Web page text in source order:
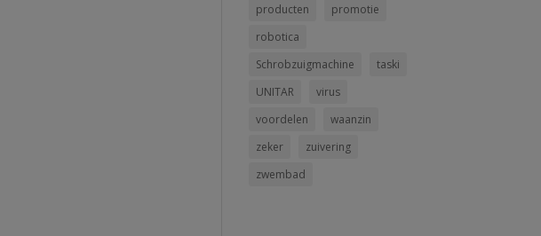
producten
promotie
robotica
Schrobzuigmachine
taski
UNITAR
virus
voordelen
waanzin
zeker
zuivering
zwembad